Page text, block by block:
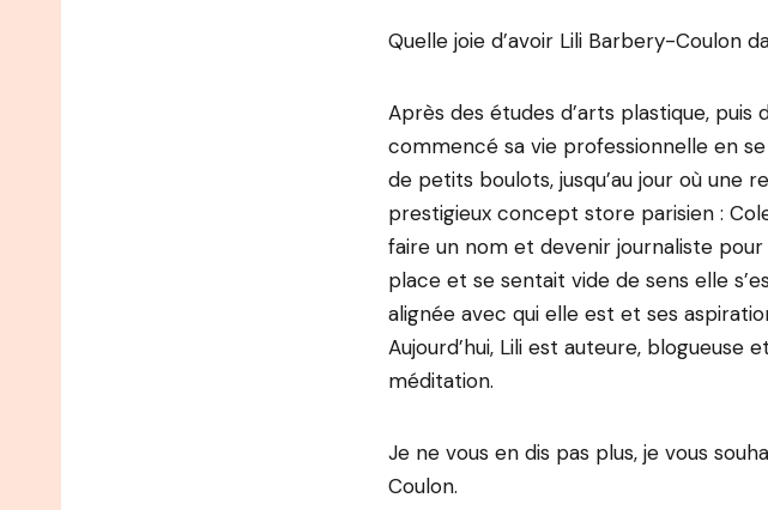
Quelle joie d’avoir Lili Barbery-Coulon
Après des études d’arts plastique, puis
commencé sa vie professionnelle en
de petits boulots, jusqu’au jour où une
prestigieux concept store parisien :
faire un nom et devenir journaliste
place et se sentait vide de sens elle
alignée avec qui elle est et ses
Aujourd’hui, Lili est auteure,
méditation.
Je ne vous en dis pas plus, je vous
Coulon.